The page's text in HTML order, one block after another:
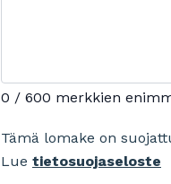
0 / 600 merkkien
Tämä lomake on
Lue tietosuojaseloste